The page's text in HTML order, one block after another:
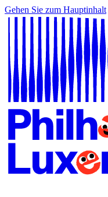
Gehen Sie zum Hauptinhalt